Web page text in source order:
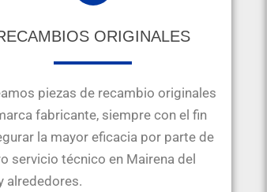
ORIGINALES
piezas de recambio originales
fabricante, siempre con el fin
la mayor eficacia por parte de
servicio técnico en Mairena del
alrededores.